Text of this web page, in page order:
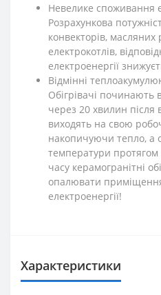
Невелике споживання
Розрахункова
конвекторів, масляних
електрокотлів,
електроенергії
Відмінні
Обігрівачі
через 20 хвилин
виходять на свою
накопичуючи тепло, а
температури
часу керамогранітні
опалювати
електроенергії!
Характеристики